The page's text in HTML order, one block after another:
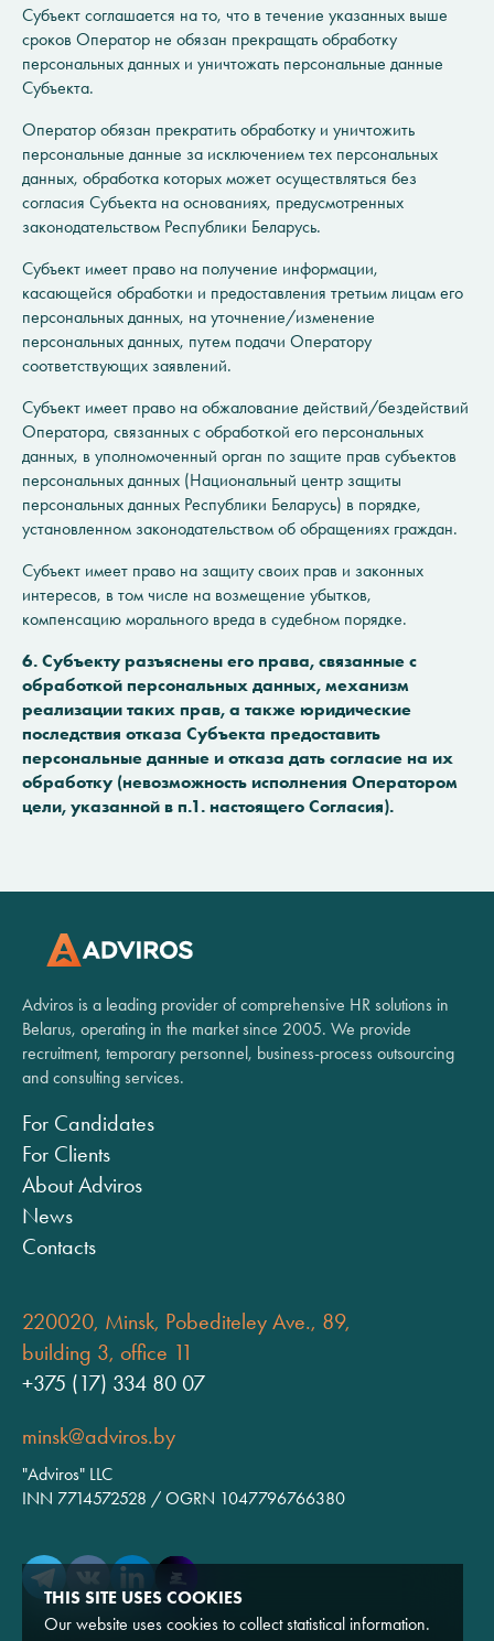
Субъект соглашается на то, что в течение указанных выше
сроков Оператор не обязан прекращать обработку
персональных данных и уничтожать персональные данные
Субъекта.
Оператор обязан прекратить обработку и уничтожить
персональные данные за исключением тех персональных
данных, обработка которых может осуществляться без
согласия Субъекта на основаниях, предусмотренных
законодательством Республики Беларусь.
Субъект имеет право на получение информации,
касающейся обработки и предоставления третьим лицам его
персональных данных, на уточнение/изменение
персональных данных, путем подачи Оператору
соответствующих заявлений.
Субъект имеет право на обжалование действий/бездействий
Оператора, связанных с обработкой его персональных
данных, в уполномоченный орган по защите прав субъектов
персональных данных (Национальный центр защиты
персональных данных Республики Беларусь) в порядке,
установленном законодательством об обращениях граждан.
Субъект имеет право на защиту своих прав и законных
интересов, в том числе на возмещение убытков,
компенсацию морального вреда в судебном порядке.
6. Субъекту разъяснены его права, связанные с
обработкой персональных данных, механизм
реализации таких прав, а также юридические
последствия отказа Субъекта предоставить
персональные данные и отказа дать согласие на их
обработку (невозможность исполнения Оператором
цели, указанной в п.1. настоящего Согласия).
Adviros is a leading provider of comprehensive HR solutions in
Belarus, operating in the market since 2005. We provide
recruitment, temporary personnel, business-process outsourcing
and consulting services.
For Candidates
For Clients
About Adviros
News
Contacts
220020, Minsk, Pobediteley Ave., 89,
building 3, office 11
+375 (17) 334 80 07
minsk@adviros.by
"Adviros" LLC
INN 7714572528 / OGRN 1047796766380
THIS SITE USES COOKIES
Our website uses cookies to collect statistical information.